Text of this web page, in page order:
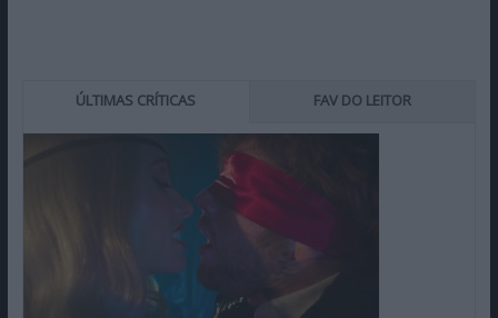
ÚLTIMAS CRÍTICAS FAV DO LEITOR